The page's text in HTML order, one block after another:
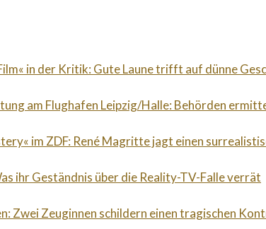
in der Kritik: Gute Laune trifft auf dünne
am Flughafen Leipzig/Halle: Behörden
im ZDF: René Magritte jagt einen
ihr Geständnis über die Reality-TV-Falle verrät
Zwei Zeuginnen schildern einen tragischen